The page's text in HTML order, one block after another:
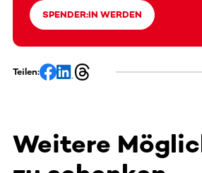
SPENDER:IN WERDEN
Teilen:
Weitere